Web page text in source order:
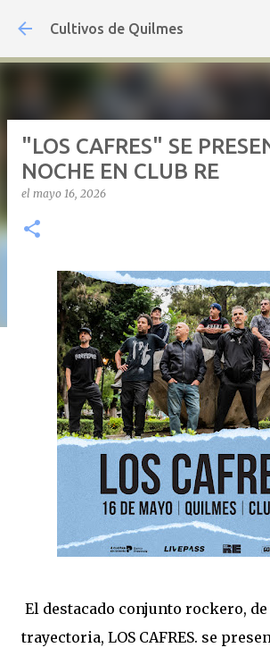
Ir al contenido principal
Cultivos de Quilmes
"LOS CAFRES" SE
NOCHE EN CLUB RE
el mayo 16, 2026
El destacado conjunto rockero,
trayectoria, LOS CAFRES. se